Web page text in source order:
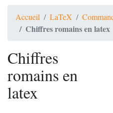
Accueil LaTeX
Chiffres romains en latex
Chiffres
romains en
latex